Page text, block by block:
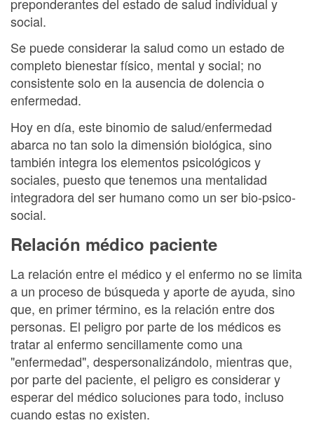
social.
Se puede considerar la salud como un estado de
completo bienestar físico, mental y social; no
consistente solo en la ausencia de dolencia o
enfermedad.
Hoy en día, este binomio de salud/enfermedad
abarca no tan solo la dimensión biológica, sino
también integra los elementos psicológicos y
sociales, puesto que tenemos una mentalidad
integradora del ser humano como un ser bio-psico-
social.
Relación médico paciente
La relación entre el médico y el enfermo no se limita
a un proceso de búsqueda y aporte de ayuda, sino
que, en primer término, es la relación entre dos
personas. El peligro por parte de los médicos es
tratar al enfermo sencillamente como una
"enfermedad", despersonalizándolo, mientras que,
por parte del paciente, el peligro es considerar y
esperar del médico soluciones para todo, incluso
cuando estas no existen.